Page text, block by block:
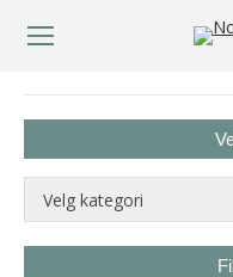
Velg kategori